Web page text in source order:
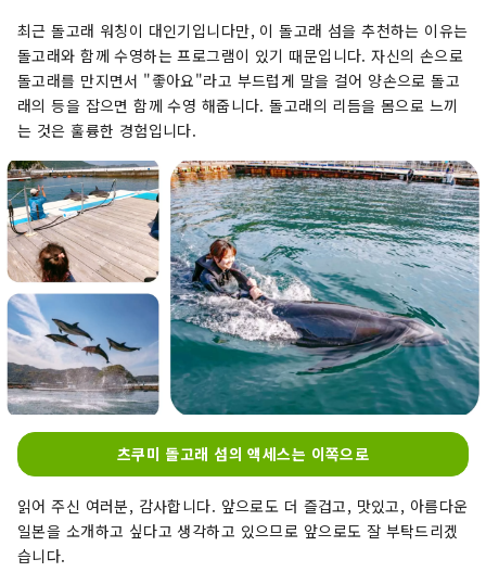
최근 돌고래 워칭이 대인기입니다만, 이 돌고래 섬을 추천하는 이유는
돌고래와 함께 수영하는 프로그램이 있기 때문입니다. 자신의 손으로
돌고래를 만지면서 "좋아요"라고 부드럽게 말을 걸어 양손으로 돌고
래의 등을 잡으면 함께 수영 해줍니다. 돌고래의 리듬을 몸으로 느끼
는 것은 훌륭한 경험입니다.
츠쿠미 돌고래 섬의 액세스는 이쪽으로
읽어 주신 여러분, 감사합니다. 앞으로도 더 즐겁고, 맛있고, 아름다운
일본을 소개하고 싶다고 생각하고 있으므로 앞으로도 잘 부탁드리겠
습니다.